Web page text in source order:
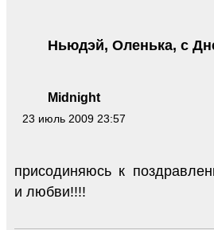
Midnight
23 июль 2009 23:57
Ньюдэй, Оленька, с
присодиняюсь к
и любви!!!!